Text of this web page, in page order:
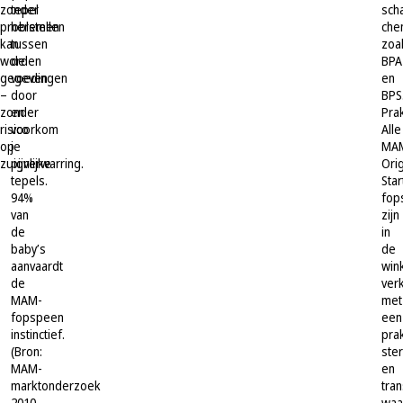
zonder
problemen
kan
worden
gegeven
–
zonder
risico
op
zuigverwarring.
tepel
herstellen
tussen
de
voedingen
door
en
voorkom
je
pijnlijke
tepels.
94%
van
de
baby’s
aanvaardt
de
MAM-
fopspeen
instinctief.
(Bron:
MAM-
marktonderzoek
BPA
en
Alle
zijn
in
de
met
een
en